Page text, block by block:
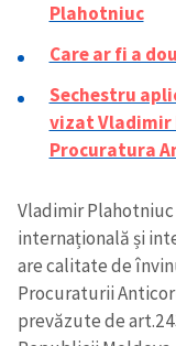
Plahotniuc
Care ar fi a
Sechestru
vizat Vladimir
Procuratura
Vladimir
internațională și
are calitate de
Procuraturii
prevăzute de